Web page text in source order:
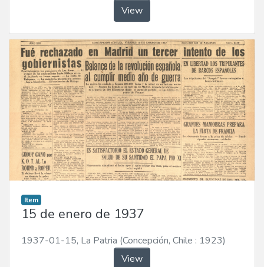
View
Item
15 de enero de 1937
1937-01-15, La Patria (Concepción, Chile : 1923)
View